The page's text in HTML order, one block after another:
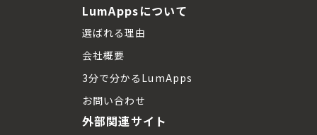
LumAppsについて
選ばれる理由
会社概要
3分で分かるLumApps
お問い合わせ
外部関連サイト